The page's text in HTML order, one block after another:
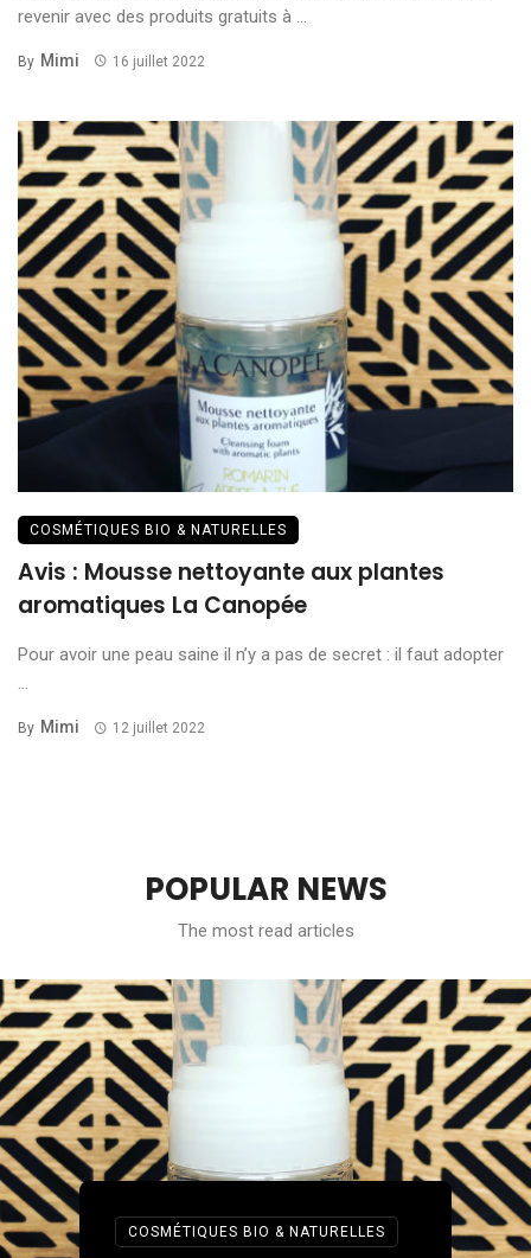
revenir avec des produits gratuits à ...
By Mimi 16 juillet 2022
COSMÉTIQUES BIO & NATURELLES
Avis : Mousse nettoyante aux plantes
aromatiques La Canopée
Pour avoir une peau saine il n’y a pas de secret : il faut adopter
...
By Mimi 12 juillet 2022
POPULAR NEWS
The most read articles
COSMÉTIQUES BIO & NATURELLES